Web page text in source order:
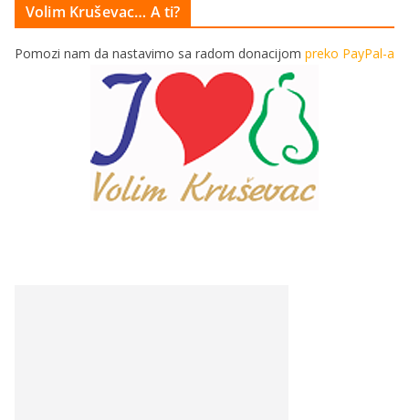
Volim Kruševac… A ti?
Pomozi nam da nastavimo sa radom donacijom preko PayPal-a